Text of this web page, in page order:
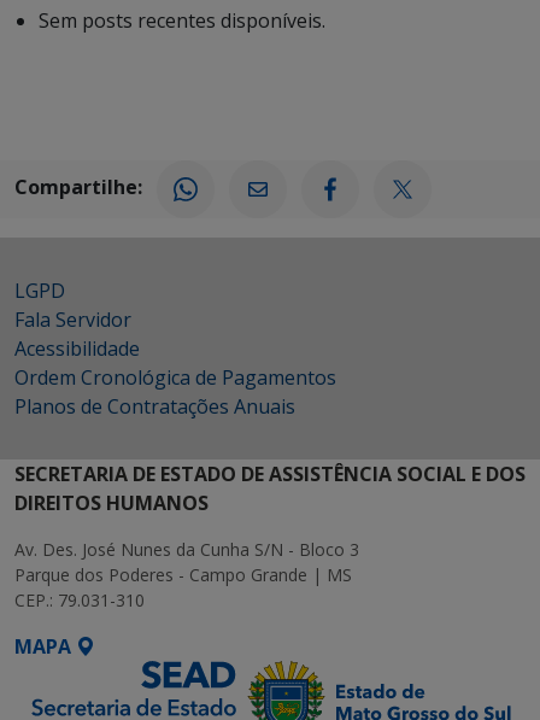
Sem posts recentes disponíveis.
Compartilhe:
LGPD
Fala Servidor
Acessibilidade
Ordem Cronológica de Pagamentos
Planos de Contratações Anuais
SECRETARIA DE ESTADO DE ASSISTÊNCIA SOCIAL E DOS
DIREITOS HUMANOS
Av. Des. José Nunes da Cunha S/N - Bloco 3
Parque dos Poderes - Campo Grande | MS
CEP.: 79.031-310
MAPA